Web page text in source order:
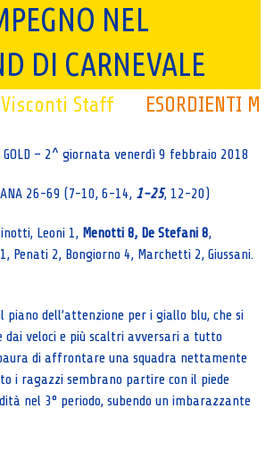
NEL
DI CARNEVALE
ESORDIENTI M
Visconti Staff
GOLD – 2^ giornata venerdì 9 febbraio 2018
26-69 (7-10, 6-14, 1-25, 12-20)
Leoni 1, Menotti 8, De Stefani 8,
Penati 2, Bongiorno 4, Marchetti 2, Giussani.
piano dell’attenzione per i giallo blu, che si
dai veloci e più scaltri avversari a tutto
di affrontare una squadra nettamente
i ragazzi sembrano partire con il piede
nel 3° periodo, subendo un imbarazzante